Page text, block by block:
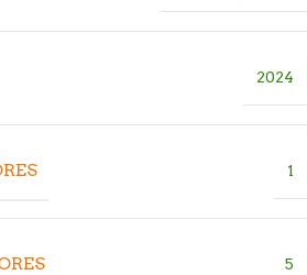
2024
1
5